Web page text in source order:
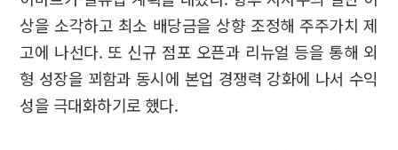
상을 소각하고 최소 배당금을 상향 조정해 주주가치 제
고에 나선다. 또 신규 점포 오픈과 리뉴얼 등을 통해 외
형 성장을 꾀함과 동시에 본업 경쟁력 강화에 나서 수익
성을 극대화하기로 했다.